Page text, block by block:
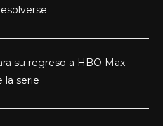
su regreso a HBO Max
la serie